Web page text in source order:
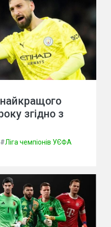
згідно з
#Ліга чемпіонів УЄФА